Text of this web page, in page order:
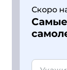
Скоро